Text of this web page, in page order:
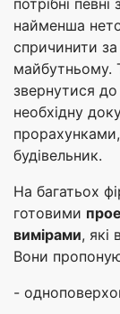
найменша
спричинити
звернутися до
необхідну
будівельник.
На багатьох
готовими
вимірами, які
Вони
-